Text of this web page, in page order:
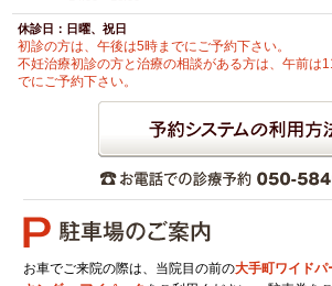
休診日：日曜、祝日
初診の方は、午後は5時までにご予約下さい。
不妊治療初診の方と治療の相談がある方は、午前は
でにご予約下さい。
お車でご来院の際は、当院目の前の大手町ワイドパ